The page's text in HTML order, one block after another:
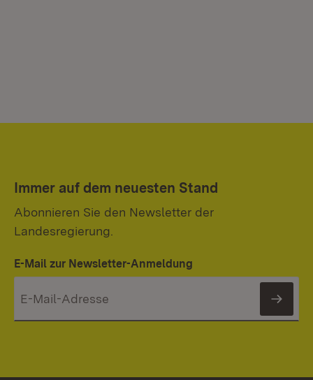
Immer auf dem neuesten Stand
Abonnieren Sie den Newsletter der
Landesregierung.
E-Mail zur Newsletter-Anmeldung